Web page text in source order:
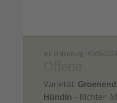
Int. Oldenburg - 05/08/2024
Varietät:
Hündin - Richter: